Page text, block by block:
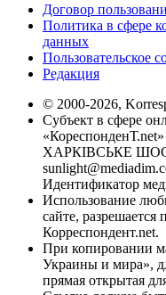
Договор
Политика в сфере
данных
Пользовательское
Редакция
© 2000-2026,
Субъект в сфере
ХАРКІВСЬКЕ ШОСЕ,
Идентификатор
Использование
сайте,
Корреспондент.net.
При копировании
Украины и мира»,
прямая открытая